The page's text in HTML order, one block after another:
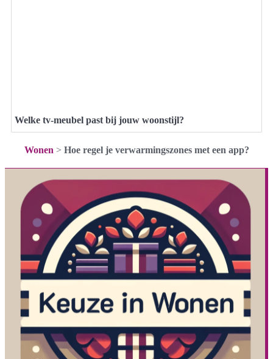
Welke tv-meubel past bij jouw woonstijl?
Wonen > Hoe regel je verwarmingszones met een app?